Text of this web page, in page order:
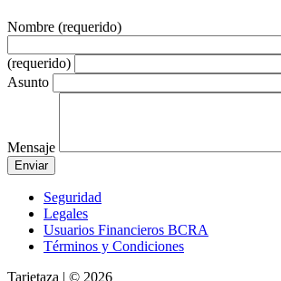
Nombre (requerido)
(requerido)
Asunto
Mensaje
Seguridad
Legales
Usuarios Financieros BCRA
Términos y Condiciones
Tarjetaza ǀ © 2026